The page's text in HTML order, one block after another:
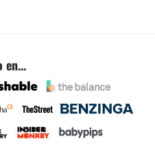
en...